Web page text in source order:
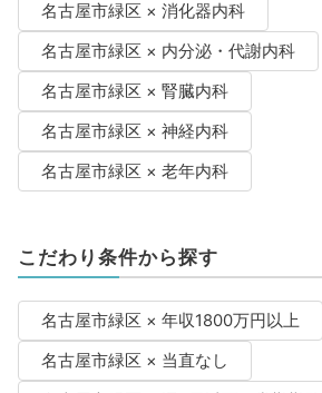
名古屋市緑区 × 消化器内科
名古屋市緑区 × 内分泌・代謝内科
名古屋市緑区 × 腎臓内科
名古屋市緑区 × 神経内科
名古屋市緑区 × 老年内科
こだわり条件から探す
名古屋市緑区 × 年収1800万円以上
名古屋市緑区 × 当直なし